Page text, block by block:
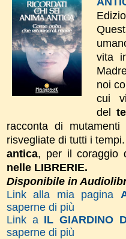
vita
noi
cui
del
racconta di
risvegliate di tutti i tempi.
antica, per il coraggio
nelle LIBRERIE.
Disponibile in
Link alla mia pagina
saperne di più
Link a IL GIARDINO
saperne di più